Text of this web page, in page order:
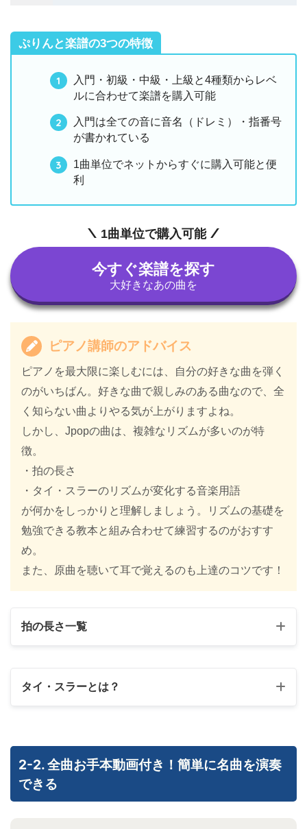
ぷりんと楽譜の3つの特徴
入門・初級・中級・上級と4種類からレベ
ルに合わせて楽譜を購入可能
入門は全ての音に音名（ドレミ）・指番号
が書かれている
1曲単位でネットからすぐに購入可能と便
利
1曲単位で購入可能
今すぐ楽譜を探す
大好きなあの曲を
ピアノ講師のアドバイス
ピアノを最大限に楽しむには、自分の好きな曲を弾く
のがいちばん。好きな曲で親しみのある曲なので、全
く知らない曲よりやる気が上がりますよね。
しかし、Jpopの曲は、複雑なリズムが多いのが特
徴。
・拍の長さ
・タイ・スラーのリズムが変化する音楽用語
が何かをしっかりと理解しましょう。リズムの基礎を
勉強できる教本と組み合わせて練習するのがおすす
め。
また、原曲を聴いて耳で覚えるのも上達のコツです！
拍の長さ一覧
タイ・スラーとは？
2-2. 全曲お手本動画付き！簡単に名曲を演奏
できる